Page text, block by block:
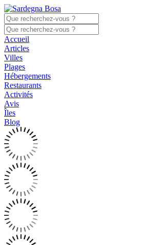
Accueil
Articles
Villes
Plages
Hébergements
Restaurants
Activités
Avis
Îles
Blog